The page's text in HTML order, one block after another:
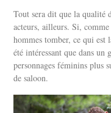
Tout sera dit que la qualité
acteurs, ailleurs. Si,
hommes tomber, ce qui est
été intéressant que dans un
personnages féminins plus
de saloon.